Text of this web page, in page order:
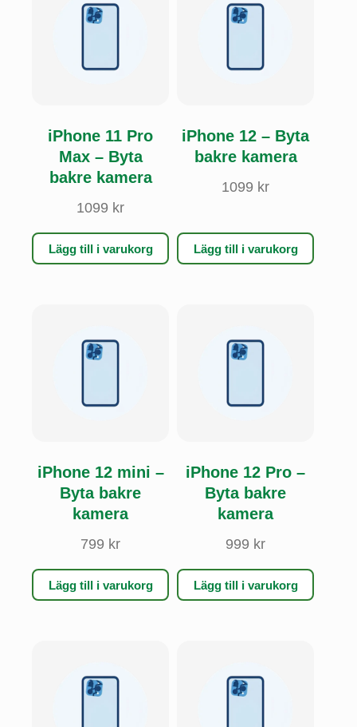
iPhone 11 Pro
Max – Byta
bakre kamera
1099 kr
Lägg till i varukorg
iPhone 12 – Byta
bakre kamera
1099 kr
Lägg till i varukorg
iPhone 12 mini –
Byta bakre
kamera
799 kr
Lägg till i varukorg
iPhone 12 Pro –
Byta bakre
kamera
999 kr
Lägg till i varukorg